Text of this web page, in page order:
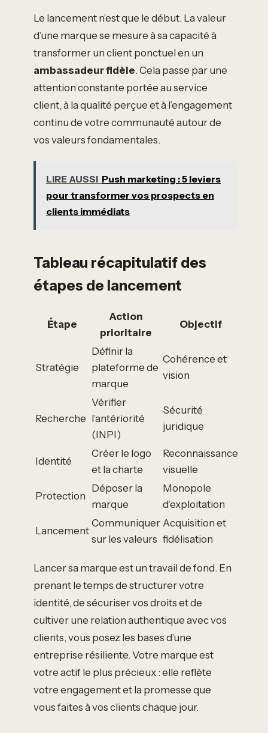
Le lancement n’est que le début. La valeur
d’une marque se mesure à sa capacité à
transformer un client ponctuel en un
ambassadeur fidèle. Cela passe par une
attention constante portée au service
client, à la qualité perçue et à l’engagement
continu de votre communauté autour de
vos valeurs fondamentales.
LIRE AUSSI Push marketing : 5 leviers
pour transformer vos prospects en
clients immédiats
Tableau récapitulatif des
étapes de lancement
Étape
Action
prioritaire
Objectif
Stratégie
Définir la
plateforme de
marque
Cohérence et
vision
Recherche
Vérifier
l’antériorité
(INPI)
Sécurité
juridique
Identité
Créer le logo
et la charte
Reconnaissance
visuelle
Protection
Déposer la
marque
Monopole
d’exploitation
Lancement
Communiquer
sur les valeurs
Acquisition et
fidélisation
Lancer sa marque est un travail de fond. En
prenant le temps de structurer votre
identité, de sécuriser vos droits et de
cultiver une relation authentique avec vos
clients, vous posez les bases d’une
entreprise résiliente. Votre marque est
votre actif le plus précieux : elle reflète
votre engagement et la promesse que
vous faites à vos clients chaque jour.